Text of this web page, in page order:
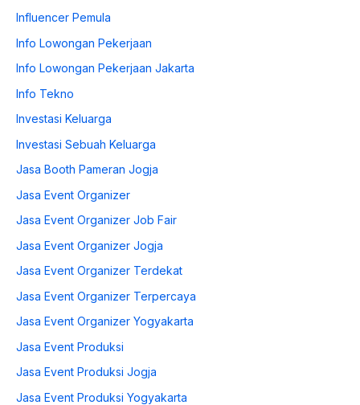
Influencer Pemula
Info Lowongan Pekerjaan
Info Lowongan Pekerjaan Jakarta
Info Tekno
Investasi Keluarga
Investasi Sebuah Keluarga
Jasa Booth Pameran Jogja
Jasa Event Organizer
Jasa Event Organizer Job Fair
Jasa Event Organizer Jogja
Jasa Event Organizer Terdekat
Jasa Event Organizer Terpercaya
Jasa Event Organizer Yogyakarta
Jasa Event Produksi
Jasa Event Produksi Jogja
Jasa Event Produksi Yogyakarta